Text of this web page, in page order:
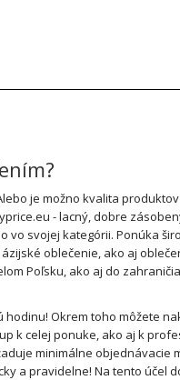
je možno kvalita
- lacný, dobre
vo svojej kategórii. Ponúka
oblečenie, ako aj
Poľsku, ako aj do
Okrem toho môžete
k celej ponuke, ako aj k
minimálne objednávacie
a pravidelne! Na tento účel